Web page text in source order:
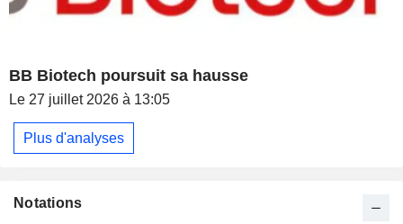
BB Biotech poursuit sa hausse
Le 27 juillet 2026 à 13:05
Plus d'analyses
Notations